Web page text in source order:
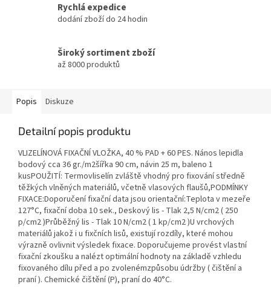
Rychlá expedice
dodání zboží do 24 hodin
Široký sortiment zboží
až 8000 produktů
Popis Diskuze
Detailní popis produktu
VLIZELÍNOVÁ FIXAČNÍ VLOŽKA, 40 % PAD + 60 PES. Nános lepidla
bodový cca 36 gr./m2šířka 90 cm, návin 25 m, baleno 1
kusPOUŽITÍ: Termovliselín zvláště vhodný pro fixování středně
těžkých vlněných materiálů, včetně vlasových flaušů,PODMÍNKY
FIXACE:Doporučení fixační data jsou orientační:Teplota v mezeře
127°C, fixační doba 10 sek., Deskový lis - Tlak 2,5 N/cm2 ( 250
p/cm2 )Průběžný lis - Tlak 10 N/cm2 ( 1 kp/cm2 )U vrchových
materiálů jakož i u fixčních lisů, existují rozdíly, které mohou
výrazně ovlivnit výsledek fixace. Doporučujeme provést vlastní
fixační zkoušku a nalézt optimální hodnoty na základě vzhledu
fixovaného dílu před a po zvolenémzpůsobu údržby ( čištění a
praní ). Chemické čištění (P), praní do 40°C.